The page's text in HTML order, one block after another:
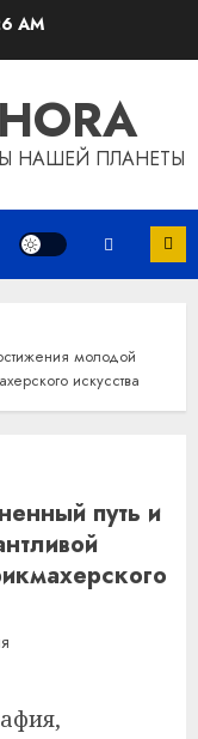
AM
НАШЕЙ ПЛАНЕТЫ
молодой
искусства
путь и